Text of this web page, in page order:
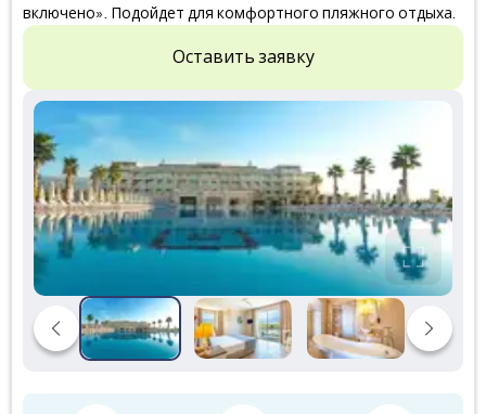
включено». Подойдет для комфортного пляжного отдыха.
Оставить заявку